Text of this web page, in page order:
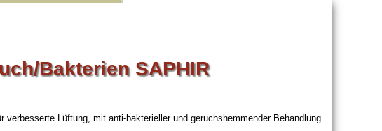
Bakterien SAPHIR
verbesserte Lüftung, mit anti-bakterieller und geruchshemmender Behandlung